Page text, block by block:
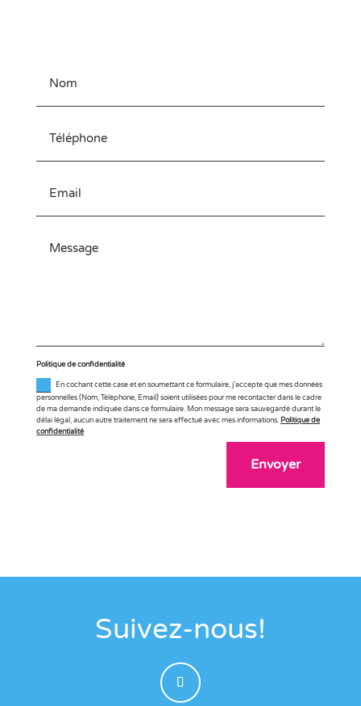
Politique de confidentialité
En cochant cette case et en soumettant ce formulaire, j'accepte que mes données
personnelles (Nom, Téléphone, Email) soient utilisées pour me recontacter dans le cadre
de ma demande indiquée dans ce formulaire. Mon message sera sauvegardé durant le
délai légal, aucun autre traitement ne sera effectué avec mes informations. Politique de
confidentialité
Envoyer
Suivez-nous!